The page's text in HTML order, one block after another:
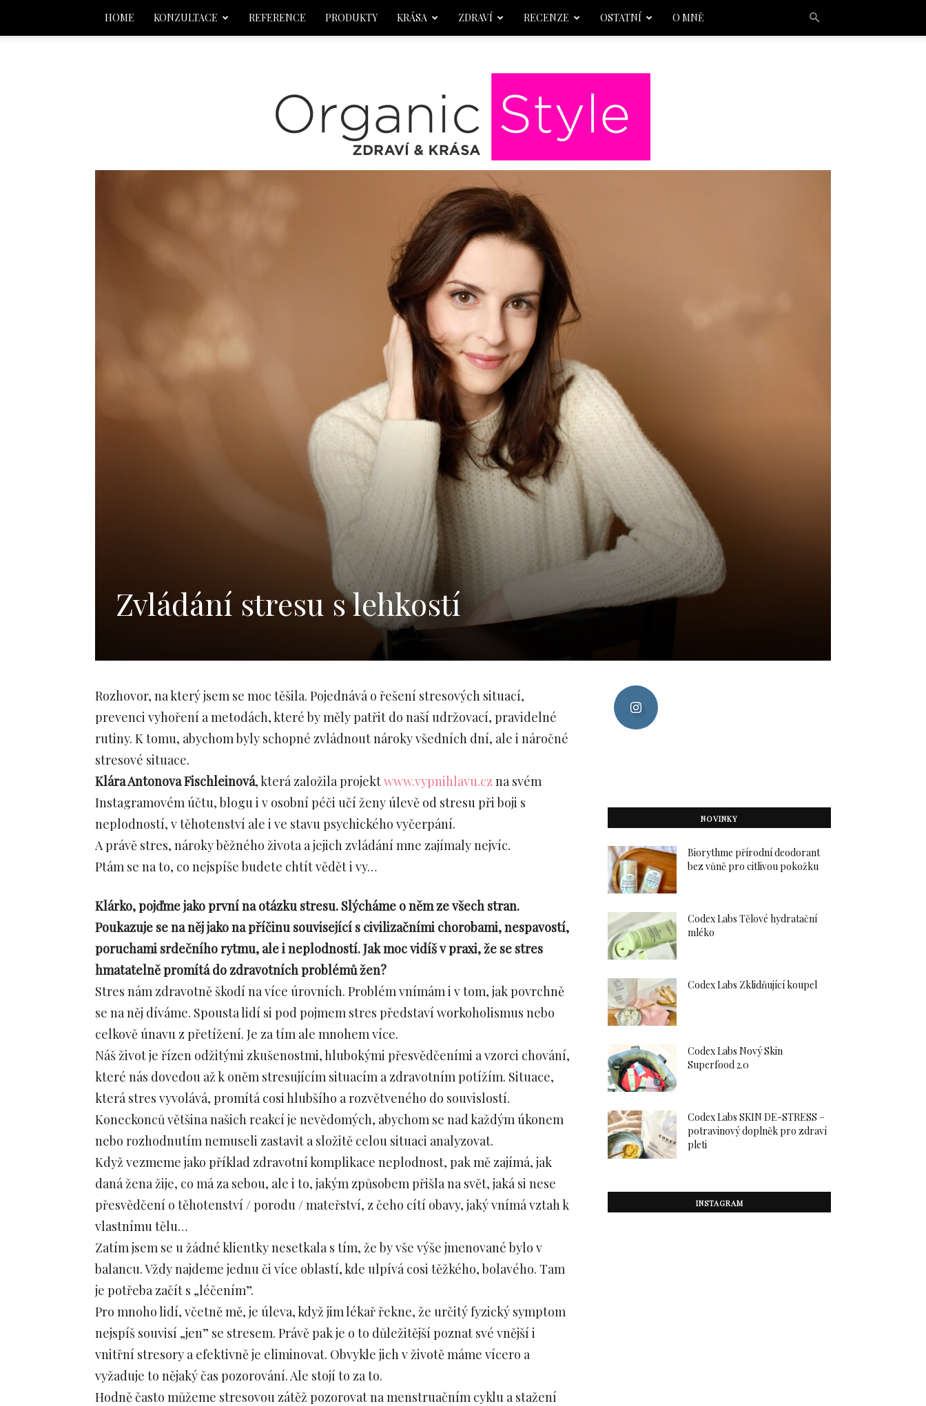
HOME KONZULTACE REFERENCE PRODUKTY KRÁSA ZDRAVÍ RECENZE OSTATNÍ O MNĚ
OrganicStyle
Zvládání stresu s lehkostí
Rozhovor, na který jsem se moc těšila. Pojednává o řešení stresových situací,
prevenci vyhoření a metodách, které by měly patřit do naší udržovací, pravidelné
rutiny. K tomu, abychom byly schopné zvládnout nároky všedních dní, ale i náročné
stresové situace.
Klára Antonova Fischleinová, která založila projektwww.vypnihlavu.cz na svém
Instagramovém účtu, blogu i v osobní péči učí ženy úlevě od stresu při boji s
neplodností, v těhotenství ale i ve stavu psychického vyčerpání.
A právě stres, nároky běžného života a jejich zvládání mne zajímaly nejvíc.
Ptám se na to, co nejspíše budete chtít vědět i vy…
Klárko, pojďme jako první na otázku stresu. Slýcháme o něm ze všech stran.
Poukazuje se na něj jako na příčinu související s civilizačními chorobami, nespavostí,
poruchami srdečního rytmu, ale i neplodností. Jak moc vidíš v praxi, že se stres
hmatatelně promítá do zdravotních problémů žen?
Stres nám zdravotně škodí na více úrovních. Problém vnímám i v tom, jak povrchně
se na něj díváme. Spousta lidí si pod pojmem stres představí workoholismus nebo
celkově únavu z přetížení. Je za tím ale mnohem více.
Náš život je řízen odžitými zkušenostmi, hlubokými přesvědčeními a vzorci chování,
které nás dovedou až k oněm stresujícím situacím a zdravotním potížím. Situace,
která stres vyvolává, promítá cosi hlubšího a rozvětveného do souvislostí.
Koneckonců většina našich reakcí je nevědomých, abychom se nad každým úkonem
nebo rozhodnutím nemuseli zastavit a složitě celou situaci analyzovat.
Když vezmeme jako příklad zdravotní komplikace neplodnost, pak mě zajímá, jak
daná žena žije, co má za sebou, ale i to, jakým způsobem přišla na svět, jaká si nese
přesvědčení o těhotenství / porodu / mateřství, z čeho cítí obavy, jaký vnímá vztah k
vlastnímu tělu…
Zatím jsem se u žádné klientky nesetkala s tím, že by vše výše jmenované bylo v
balancu. Vždy najdeme jednu či více oblastí, kde ulpívá cosi těžkého, bolavého. Tam
je potřeba začít s „léčením”.
Pro mnoho lidí, včetně mě, je úleva, když jim lékař řekne, že určitý fyzický symptom
nejspíš souvisí „jen” se stresem. Právě pak je o to důležitější poznat své vnější i
vnitřní stresory a efektivně je eliminovat. Obvykle jich v životě máme vícero a
vyžaduje to nějaký čas pozorování. Ale stojí to za to.
Hodně často můžeme stresovou zátěž pozorovat na menstruačním cyklu a stažení
NOVINKY
Biorythme přírodní deodorant
bez vůně pro citlivou pokožku
Codex Labs Tělové hydratační
mléko
Codex Labs Zklidňující koupel
Codex Labs Nový Skin
Superfood 2.0
Codex Labs SKIN DE-STRESS –
potravinový doplněk pro zdraví
pleti
INSTAGRAM